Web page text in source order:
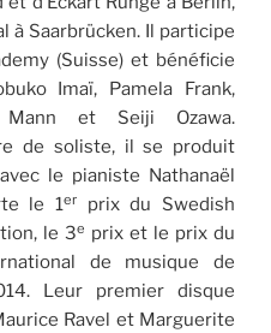
à Saarbrücken. Il participe
(Suisse) et bénéficie
Imaï, Pamela Frank,
Mann et Seiji Ozawa.
de soliste, il se produit
le pianiste Nathanaël
le 1er
prix du Swedish
le 3e prix et le prix du
de musique de
Leur premier disque
Ravel et Marguerite